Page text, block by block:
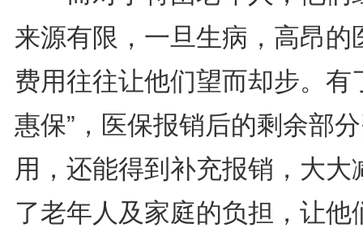
来源有限，一旦生病，高昂的
费用往往让他们望而却步。有
惠保”，医保报销后的剩余部
用，还能得到补充报销，大大
了老年人及家庭的负担，让他